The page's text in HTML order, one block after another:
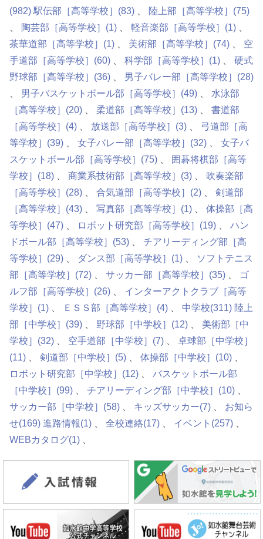
(982) 駅伝部［高等学校］ (83) 陸上部［高等学校］ (75)
陶芸部［高等学校］ (1) 軽音楽部［高等学校］ (1)
茶華道部［高等学校］ (1) 美術部［高等学校］ (74)
空
手道部［高等学校］ (60) 科学部［高等学校］ (1)
硬式
野球部［高等学校］ (36) 男子バレー部［高等学校］ (28)
男子バスケットボール部［高等学校］ (49)
水泳部
［高等学校］ (20) 柔道部［高等学校］ (13)
書道部
［高等学校］ (4) 放送部［高等学校］ (3)
弓道部［高
等学校］ (39) 女子バレー部［高等学校］ (32)
女子バ
スケットボール部［高等学校］ (75)
囲碁将棋部［高等
学校］ (18) 商業系技術部［高等学校］ (3)
吹奏楽部
［高等学校］ (28) 合気道部［高等学校］ (2)
剣道部
［高等学校］ (43) 写真部［高等学校］ (1)
体操部［高
等学校］ (47) ロボット研究部［高等学校］ (19)
ハン
ドボール部［高等学校］ (53)
チアリーディング部［高
等学校］ (29) ダンス部［高等学校］ (1)
ソフトテニス
部［高等学校］ (72) サッカー部［高等学校］ (35)
ゴ
ルフ部［高等学校］ (26)
インターアクトクラブ［高等
学校］ (1) ＥＳＳ部［高等学校］ (4) 中学校(311) 陸上
部［中学校］ (39) 野球部［中学校］ (12)
美術部［中
学校］ (32) 空手道部［中学校］ (7)
卓球部［中学校］
(11)
剣道部［中学校］ (5) 体操部［中学校］ (10)
ロボット研究部［中学校］ (12)
バスケットボール部
［中学校］ (99) チアリーディング部［中学校］ (10)
サッカー部［中学校］ (58) キッズサッカー(7)
お知ら
せ(169) 進路情報(1) 全校連絡(17) イベント (257)
WEBカタログ(1)